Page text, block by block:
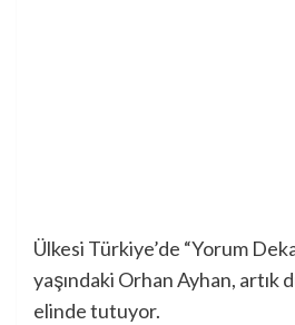
Ülkesi Türkiye’de “Yorum
yaşındaki Orhan Ayhan, artık
elinde tutuyor.